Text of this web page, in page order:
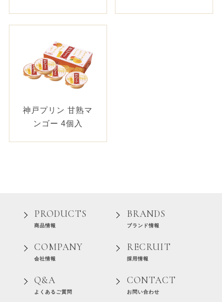
神戸プリン 甘熟マ
ンゴー 4個入
PRODUCTS
商品情報
BRANDS
ブランド情報
COMPANY
会社情報
RECRUIT
採用情報
Q&A
よくあるご質問
CONTACT
お問い合わせ